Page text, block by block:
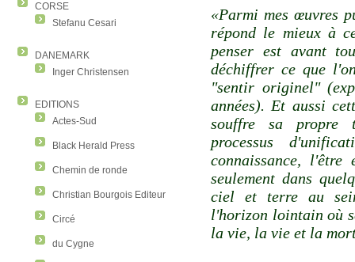
CORSE
Stefanu Cesari
DANEMARK
Inger Christensen
EDITIONS
Actes-Sud
Black Herald Press
Chemin de ronde
Christian Bourgois Editeur
Circé
du Cygne
«Parmi mes œuvres
répond le mieux à
penser est avant
déchiffrer ce que
"sentir originel"
années). Et aussi
souffre sa propre
processus
connaissance,
seulement dans
ciel et terre au
l'horizon lointain où
la vie, la vie et la